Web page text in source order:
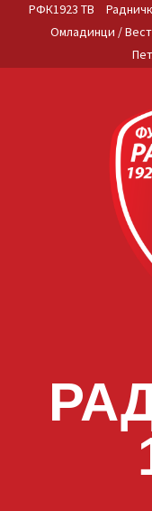
РФК1923 ТВ
Омладинци /